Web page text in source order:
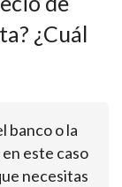
¿Cuál
banco o la
este caso
necesitas